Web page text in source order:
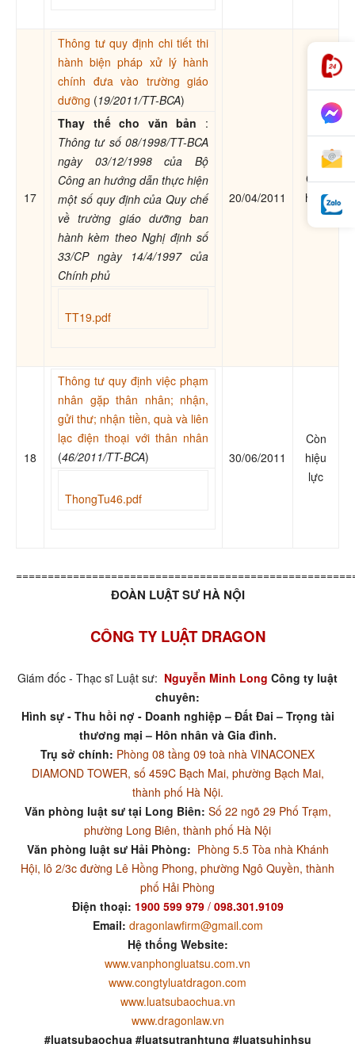
17
Thông tư quy định chi tiết thi
hành biện pháp xử lý hành
chính đưa vào trường giáo
dưỡng (19/2011/TT-BCA)
Thay thế cho văn bản :
Thông tư số 08/1998/TT-BCA
ngày 03/12/1998 của Bộ
Công an hướng dẫn thực hiện
một số quy định của Quy chế
về trường giáo dưỡng ban
hành kèm theo Nghị định số
33/CP ngày 14/4/1997 của
Chính phủ
TT19.pdf
20/04/2011
Còn
hiệu
lực
18
Thông tư quy định việc phạm
nhân gặp thân nhân; nhận,
gửi thư; nhận tiền, quà và liên
lạc điện thoại với thân nhân
(46/2011/TT-BCA)
ThongTu46.pdf
30/06/2011
Còn
hiệu
lực
ĐOÀN LUẬT SƯ HÀ NỘI
CÔNG TY LUẬT DRAGON
Giám đốc - Thạc sĩ Luật sư: Nguyễn Minh Long Công ty luật
chuyên:
Hình sự - Thu hồi nợ - Doanh nghiệp – Đất Đai – Trọng tài
thương mại – Hôn nhân và Gia đình.
Trụ sở chính: Phòng 08 tầng 09 toà nhà VINACONEX
DIAMOND TOWER, số 459C Bạch Mai, phường Bạch Mai,
thành phố Hà Nội.
Văn phòng luật sư tại Long Biên: Số 22 ngõ 29 Phố Trạm,
phường Long Biên, thành phố Hà Nội
Văn phòng luật sư Hải Phòng: Phòng 5.5 Tòa nhà Khánh
Hội, lô 2/3c đường Lê Hồng Phong, phường Ngô Quyền, thành
phố Hải Phòng
Điện thoại: 1900 599 979/ 098.301.9109
Email: dragonlawfirm@gmail.com
Hệ thống Website:
www.vanphongluatsu.com.vn
www.congtyluatdragon.com
www.luatsubaochua.vn
www.dragonlaw.vn
#luatsubaochua #luatsutranhtung #luatsuhinhsu